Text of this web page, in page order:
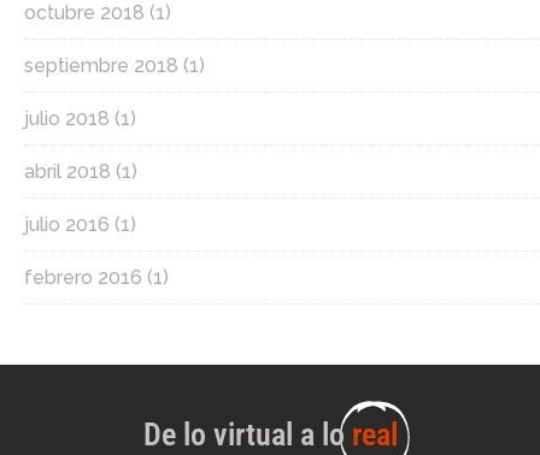
octubre 2018 (1)
septiembre 2018 (1)
julio 2018 (1)
abril 2018 (1)
julio 2016 (1)
febrero 2016 (1)
De lo virtual a lo real